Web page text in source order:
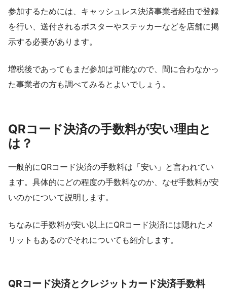
参加するためには、キャッシュレス決済事業者経由で登録
を行い、送付されるポスターやステッカーなどを店舗に掲
示する必要があります。
増税後であってもまだ参加は可能なので、間に合わなかっ
た事業者の方も調べてみるとよいでしょう。
QRコード決済の手数料が安い理由と
は？
一般的にQRコード決済の手数料は「安い」と言われてい
ます。具体的にどの程度の手数料なのか、なぜ手数料が安
いのかについて説明します。
ちなみに手数料が安い以上にQRコード決済には隠れたメ
リットもあるのでそれについても紹介します。
QRコード決済とクレジットカード決済手数料